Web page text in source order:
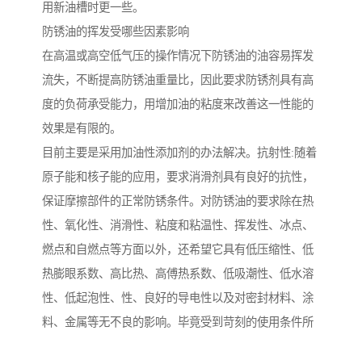
用新油槽时更一些。
防锈油的挥发受哪些因素影响
在高温或高空低气压的操作情况下防锈油的油容易挥发
流失，不断提高防锈油重量比，因此要求防锈剂具有高
度的负荷承受能力，用增加油的粘度来改善这一性能的
效果是有限的。
目前主要是采用加油性添加剂的办法解决。抗射性:随着
原子能和核子能的应用，要求消滑剂具有良好的抗性，
保证摩擦部件的正常防锈条件。对防锈油的要求除在热
性、氧化性、消滑性、粘度和粘温性、挥发性、冰点、
燃点和自燃点等方面以外，还希望它具有低压缩性、低
热膨眼系数、高比热、高傅热系数、低吸潮性、低水溶
性、低起泡性、性、良好的导电性以及对密封材料、涂
料、金属等无不良的影响。毕竟受到苛刻的使用条件所